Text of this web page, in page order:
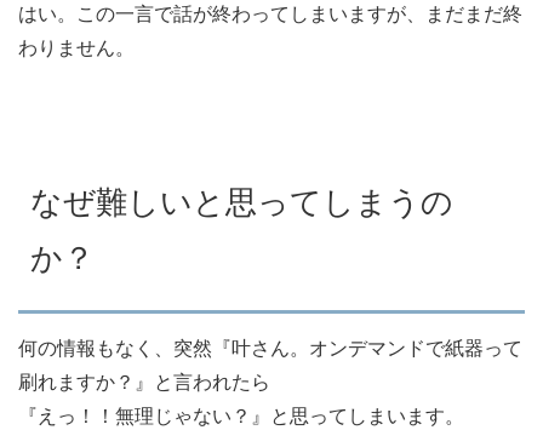
はい。この一言で話が終わってしまいますが、まだまだ終
わりません。
なぜ難しいと思ってしまうの
か？
何の情報もなく、突然『叶さん。オンデマンドで紙器って
刷れますか？』と言われたら
『えっ！！無理じゃない？』と思ってしまいます。